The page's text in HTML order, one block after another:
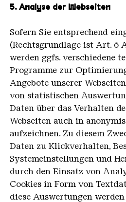
5. Analyse der Webseiten
Sofern Sie entsprechend
(Rechtsgrundlage ist Art. 6
werden ggfs. verschiedene
Programme zur
Angebote unserer
von statistischen
Daten über das Verhalten
Webseiten auch in
aufzeichnen. Zu diesem
Daten zu Klickverhalten,
Systemeinstellungen und
durch den Einsatz von
Cookies in Form von
diese Auswertungen